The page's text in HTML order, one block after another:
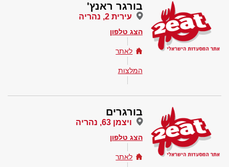
בורגר ראנץ'
עירית 2, נהריה
הצג טלפון
לאתר
המלצות
בורגרים
ויצמן 63, נהריה
הצג טלפון
לאתר